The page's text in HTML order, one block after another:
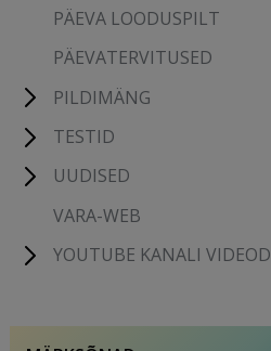
PÄEVA LOODUSPILT
PÄEVATERVITUSED
PILDIMÄNG
TESTID
UUDISED
VARA-WEB
YOUTUBE KANALI VIDEOD